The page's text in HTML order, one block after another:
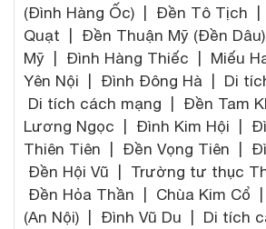
(Đình Hàng Ốc) | Đền Tô Tịch |
Quạt | Đền Thuận Mỹ (Đền
Mỹ | Đình Hàng Thiếc | Miếu
Yên Nội | Đình Đông Hà | Di
Di tích cách mạng | Đền Tam
Lương Ngọc | Đình Kim Hội |
Thiên Tiên | Đền Vọng Tiên |
Đền Hội Vũ | Trường tư thục
Đền Hỏa Thần | Chùa Kim Cổ
(An Nội) | Đình Vũ Du | Di tích